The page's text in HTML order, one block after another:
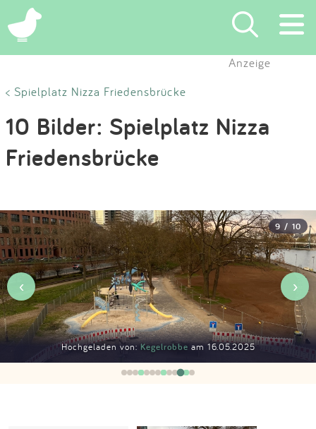
×
Suchen
Eintragen
App
Blog
Partner
Kontakt
Impressum
Anmelden
Anzeige
< Spielplatz Nizza Friedensbrücke
10 Bilder: Spielplatz Nizza
Friedensbrücke
Hochgeladen von:Kegelrobbe am 16.05.2025
9 / 10
‹ ›